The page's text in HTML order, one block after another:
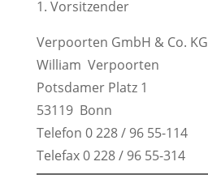
1. Vorsitzender
Verpoorten GmbH & Co. KG
William Verpoorten
Potsdamer Platz 1
53119 Bonn
Telefon 0 228 / 96 55-114
Telefax 0 228 / 96 55-314